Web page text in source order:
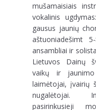
mušamaisiais
vokalinis
gausus jaunių
aštuoniadešimt
ansambliai ir
Lietuvos Dainų
vaikų ir jaunimo
laimėtojai, įvairių
nugalėtojai.
pasirinkusieji